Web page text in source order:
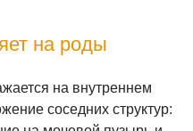
на роды
на внутреннем
соседних структур: